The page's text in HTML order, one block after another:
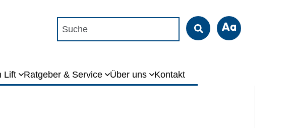
Lift Ratgeber & Service Über uns Kontakt